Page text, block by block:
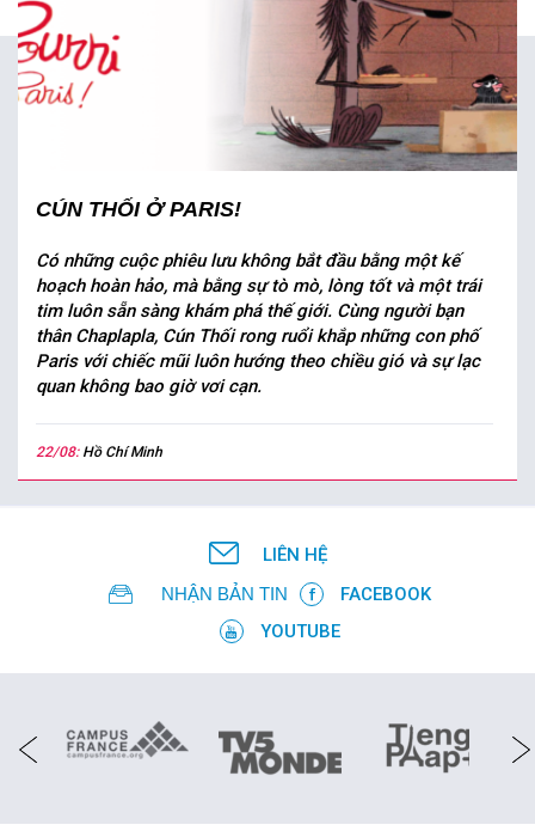
CÚN THỐI Ở PARIS!
Có những cuộc phiêu lưu không bắt đầu bằng một kế
hoạch hoàn hảo, mà bằng sự tò mò, lòng tốt và một trái
tim luôn sẵn sàng khám phá thế giới. Cùng người bạn
thân Chaplapla, Cún Thối rong ruổi khắp những con phố
Paris với chiếc mũi luôn hướng theo chiều gió và sự lạc
quan không bao giờ vơi cạn.
22/08: Hồ Chí Minh
LIÊN HỆ
NHẬN BẢN TIN
FACEBOOK
YOUTUBE